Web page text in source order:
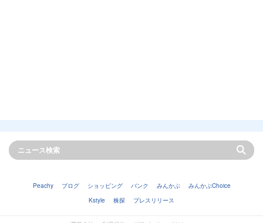
Peachy ブログ ショッピング バンク みんかぶ
みんかぶChoice
Kstyle
株探 プレスリリース